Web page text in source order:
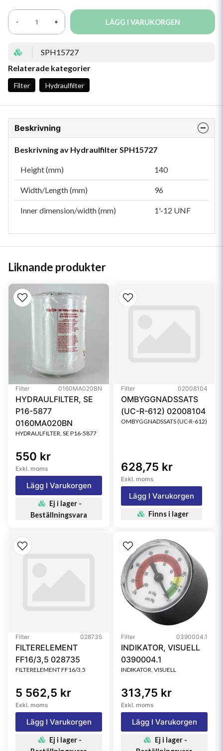
- + LÄGG I VARUKORGEN
SPH15727
Relaterade kategorier
Filter Hydraulfilter
Beskrivning
Beskrivning av Hydraulfilter SPH15727
Height (mm) 140
Width/Length (mm) 96
Inner dimension/width (mm) 1'-12 UNF
Liknande produkter
Filter 0160MA020BN
HYDRAULFILTER, SE
P16-5877
0160MA020BN
HYDRAULFILTER, SE P16-5877
550 kr
Exkl. moms
Lägg I Varukorgen
Ej i lager -
Beställningsvara
Filter 02008104
OMBYGGNADSSATS
(UC-R-612) 02008104
OMBYGGNADSSATS (UC-R-612)
628,75 kr
Exkl. moms
Lägg I Varukorgen
Finns i lager
Filter 028735
FILTERELEMENT
FF16/3,5 028735
FILTERELEMENT FF16/3,5
5 562,5 kr
Exkl. moms
Lägg I Varukorgen
Ej i lager -
Filter 0390004.1
INDIKATOR, VISUELL
0390004.1
INDIKATOR, VISUELL
313,75 kr
Exkl. moms
Lägg I Varukorgen
Ej i lager -